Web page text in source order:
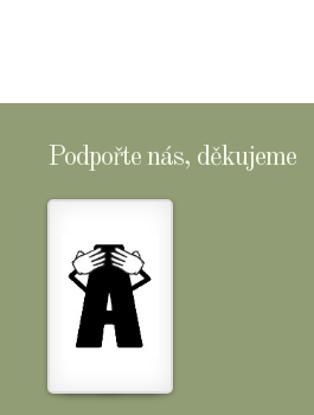
Podpořte nás, děkujeme